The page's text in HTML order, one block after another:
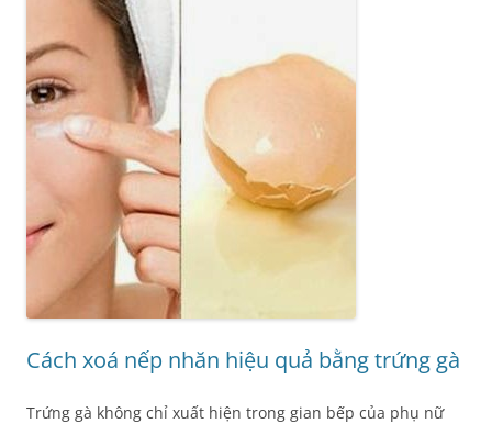
Cách xoá nếp nhăn hiệu quả bằng trứng gà
Trứng gà không chỉ xuất hiện trong gian bếp của phụ nữ